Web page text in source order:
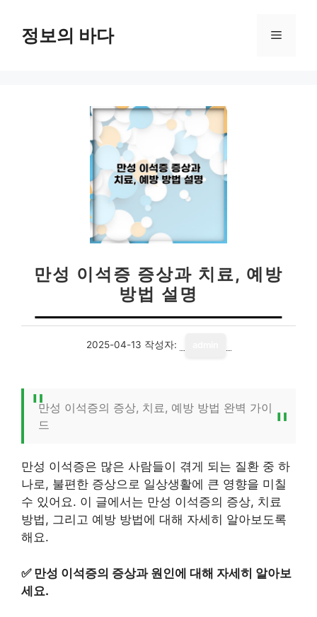
정보의 바다 메
만성 이석증 증상과 치료, 예방
방법 설명
2025-04-13 작성자:
만성 이석증의 증상, 치료, 예방 방법 완벽 가이
드
만성 이석증은 많은 사람들이 겪게 되는 질환 중 하
나로, 불편한 증상으로 일상생활에 큰 영향을 미칠
수 있어요. 이 글에서는 만성 이석증의 증상, 치료
방법, 그리고 예방 방법에 대해 자세히 알아보도록
해요.
✅ 만성 이석증의 증상과 원인에 대해 자세히 알아보
세요.